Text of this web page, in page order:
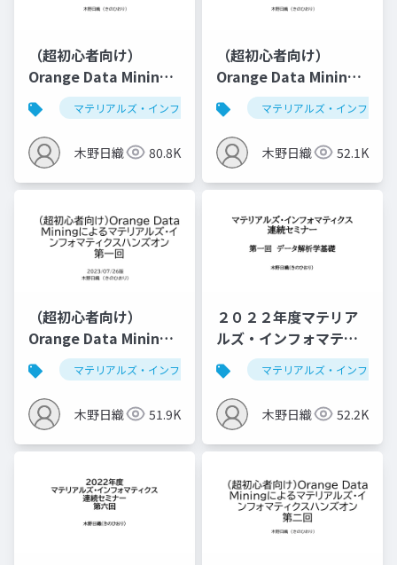
（超初心者向け）
Orange Data Mining
によるマテリアルズ・
インフォマティクスハ
ンズオン第一回
マテリアルズ・インフォマティクス データ解析学
木野日織 80.8K
（超初心者向け）
Orange Data Mining
によるマテリアルズ・
インフォマティクスハ
ンズオン第三回（仮）
マテリアルズ・インフォマ
木野日織 52.1K
（超初心者向け）
Orange Data Mining
によるマテリアルズ・
インフォマティクスハ
ンズオン第一回
（2023/07/26版）
マテリアルズ・インフォマティクス データ解析学
木野日織 51.9K
２０２２年度マテリア
ルズ・インフォマティ
クス連続セミナー：デ
ータ解析学基礎
マテリアルズ・インフォマ
木野日織 52.2K